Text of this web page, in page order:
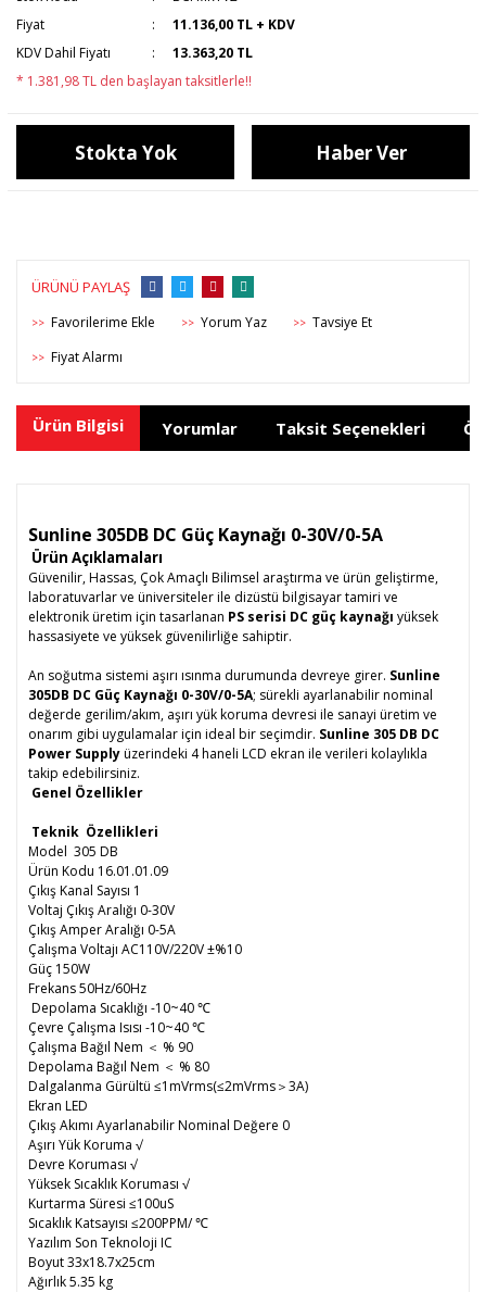
Fiyat
11.136,00 TL + KDV
KDV Dahil Fiyatı
13.363,20 TL
* 1.381,98 TL den başlayan taksitlerle!!
Stokta Yok Haber Ver
ÜRÜNÜ PAYLAŞ
>> >> Yorum Yaz >> Tavsiye Et
>> Fiyat Alarmı
Ürün Bilgisi Yorumlar Taksit Seçenekleri
Sunline 305DB DC Güç Kaynağı 0-30V/0-5A
Ürün Açıklamaları
Güvenilir, Hassas, Çok Amaçlı Bilimsel araştırma ve ürün geliştirme,
laboratuvarlar ve üniversiteler ile dizüstü bilgisayar tamiri ve
elektronik üretim için tasarlanan PS serisi DC güç kaynağı yüksek
hassasiyete ve yüksek güvenilirliğe sahiptir.
An soğutma sistemi aşırı ısınma durumunda devreye girer. Sunline
305DB DC Güç Kaynağı 0-30V/0-5A; sürekli ayarlanabilir nominal
değerde gerilim/akım, aşırı yük koruma devresi ile sanayi üretim ve
onarım gibi uygulamalar için ideal bir seçimdir. Sunline 305 DB DC
Power Supplyüzerindeki 4 haneli LCD ekran ile verileri kolaylıkla
takip edebilirsiniz.
Genel Özellikler
Teknik Özellikleri
Model 305 DB
Ürün Kodu 16.01.01.09
Çıkış Kanal Sayısı 1
Voltaj Çıkış Aralığı 0-30V
Çıkış Amper Aralığı 0-5A
Çalışma Voltajı AC110V/220V ±%10
Güç 150W
Frekans 50Hz/60Hz
Depolama Sıcaklığı -10~40 ℃
Çevre Çalışma Isısı -10~40 ℃
Çalışma Bağıl Nem ＜ % 90
Depolama Bağıl Nem ＜ % 80
Dalgalanma Gürültü ≤1mVrms(≤2mVrms＞3A)
Ekran LED
Çıkış Akımı Ayarlanabilir Nominal Değere 0
Aşırı Yük Koruma √
Devre Koruması √
Yüksek Sıcaklık Koruması √
Kurtarma Süresi ≤100uS
Sıcaklık Katsayısı ≤200PPM/ ℃
Yazılım Son Teknoloji IC
Boyut 33x18.7x25cm
Ağırlık 5.35 kg